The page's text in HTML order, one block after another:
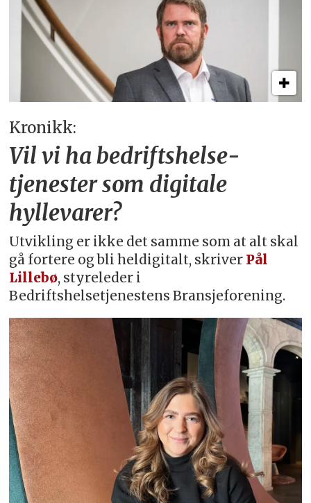
Kronikk:
Vil vi ha bedriftshelse­
tjenester som digitale
hyllevarer?
Utvikling er ikke det samme som at alt skal
gå fortere og bli heldigitalt, skriver Pål
Lillebø, styreleder i
Bedriftshelsetjenestens Bransjeforening.